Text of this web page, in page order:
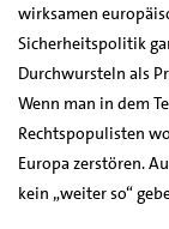
wirksamen
Sicherheitspolitik
Durchwursteln als
Wenn man in dem
Rechtspopulisten
Europa zerstören.
kein „weiter so“